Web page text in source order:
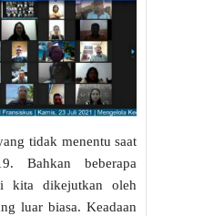
tidak menentu saat
Bahkan beberapa
kita dikejutkan oleh
luar biasa. Keadaan